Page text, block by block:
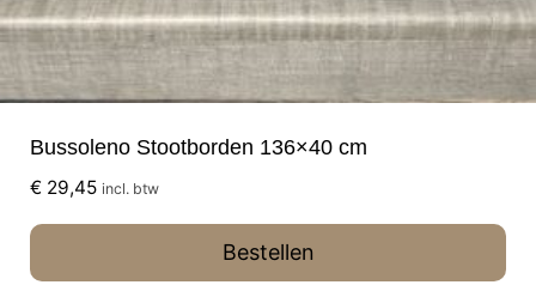
Bussoleno Stootborden 136×40 cm
€ 29,45 incl. btw
Bestellen